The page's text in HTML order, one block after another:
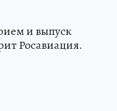
и выпуск
Росавиация.